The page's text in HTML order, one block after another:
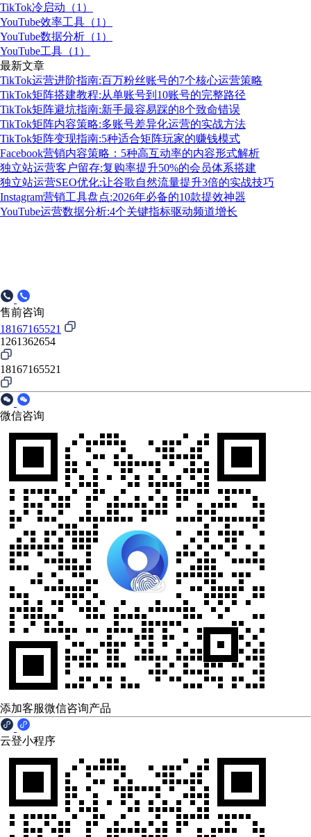
TikTok冷启动（1）
YouTube效率工具（1）
YouTube数据分析（1）
YouTube工具（1）
最新文章
TikTok运营进阶指南:百万粉丝账号的7个核心运营策略
TikTok矩阵搭建教程:从单账号到10账号的完整路径
TikTok矩阵避坑指南:新手最容易踩的8个致命错误
TikTok矩阵内容策略:多账号差异化运营的实战方法
TikTok矩阵变现指南:5种适合矩阵玩家的赚钱模式
Facebook营销内容策略：5种高互动率的内容形式解析
独立站运营客户留存:复购率提升50%的会员体系搭建
独立站运营SEO优化:让谷歌自然流量提升3倍的实战技巧
Instagram营销工具盘点:2026年必备的10款提效神器
YouTube运营数据分析:4个关键指标驱动频道增长
售前咨询
18167165521
1261362654
18167165521
微信咨询
添加客服微信咨询产品
云登小程序